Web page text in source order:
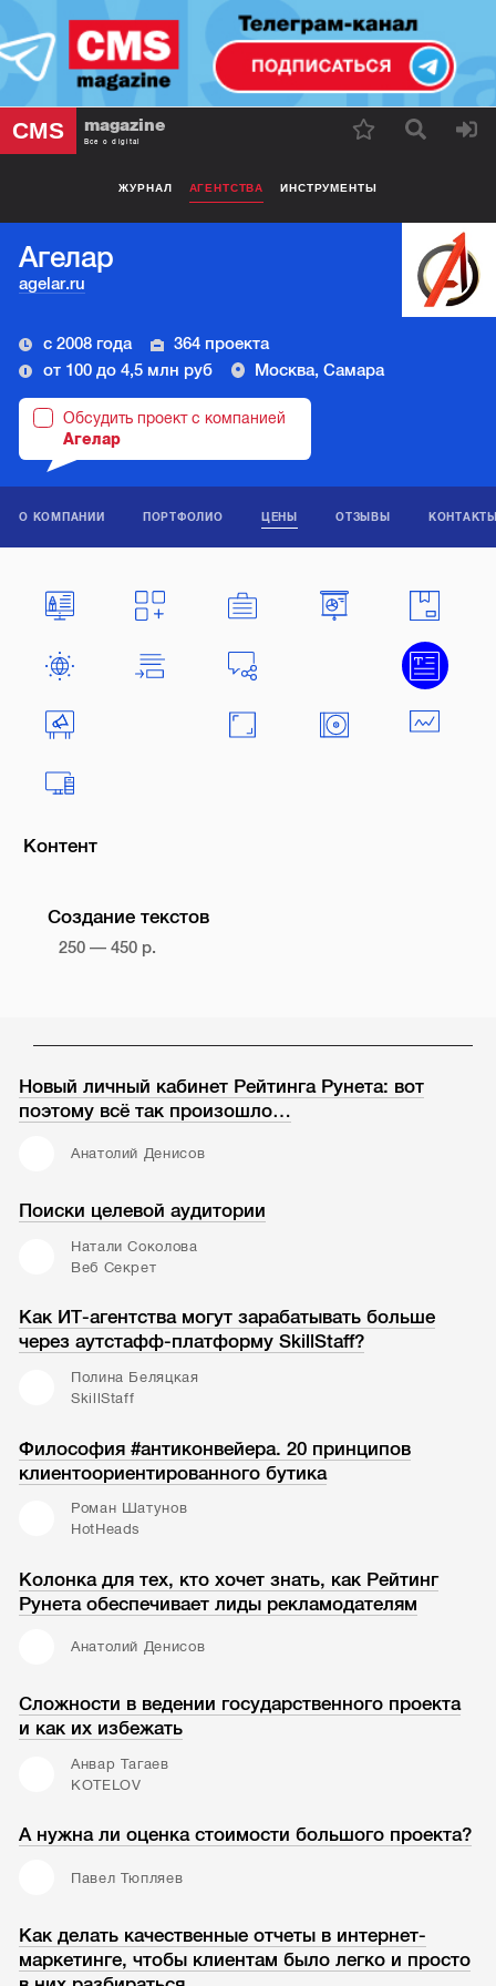
CMS magazine
Все о digital
ЖУРНАЛ АГЕНТСТВА ИНСТРУМЕНТЫ
Агелар
agelar.ru
с 2008 года
364 проекта
от 100 до 4,5 млн руб
Москва, Самара
Обсудить проект с компанией
Агелар
О КОМПАНИИ ПОРТФОЛИО ЦЕНЫ ОТЗЫВЫ
Контент
Создание текстов
250 — 450 р.
Новый личный кабинет Рейтинга Рунета: вот
поэтому всё так произошло…
Анатолий Денисов
Поиски целевой аудитории
Натали Соколова
Веб Секрет
Как ИТ-агентства могут зарабатывать больше
через аутстафф-платформу SkillStaff?
Полина Беляцкая
SkillStaff
Философия #антиконвейера. 20 принципов
клиентоориентированного бутика
Роман Шатунов
HotHeads
Колонка для тех, кто хочет знать, как Рейтинг
Рунета обеспечивает лиды рекламодателям
Анатолий Денисов
Сложности в ведении государственного проекта
и как их избежать
Анвар Тагаев
KOTELOV
А нужна ли оценка стоимости большого проекта?
Павел Тюпляев
Как делать качественные отчеты в интернет-
маркетинге, чтобы клиентам было легко и просто